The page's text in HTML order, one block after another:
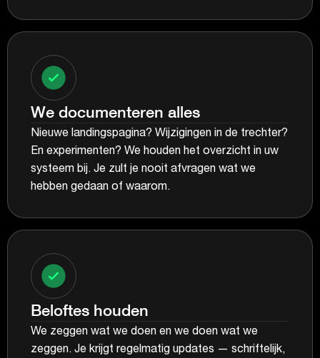
Nieuwe landingspagina? Wijzigingen in de trechter?
En experimenten? We houden het overzicht in uw
systeem bij. Je zult je nooit afvragen wat we
hebben gedaan of waarom.
We documenteren alles
Beloftes houden
We zeggen wat we doen en we doen wat we
zeggen. Je krijgt regelmatig updates — schriftelijk,